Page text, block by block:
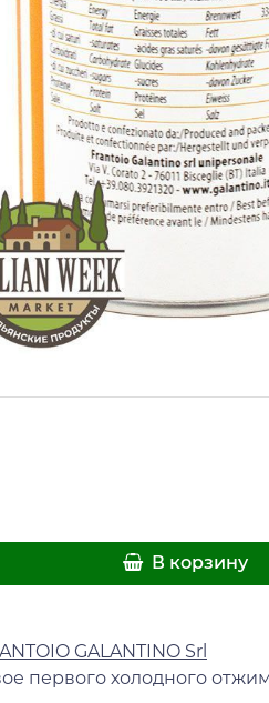
В корзину
GALANTINO Srl
первого холодного